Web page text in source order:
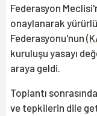
Federasyon
onaylanarak
Federasyonu'nun (
kuruluşu yasayı
araya geldi.
Toplantı
ve tepkilerin dile